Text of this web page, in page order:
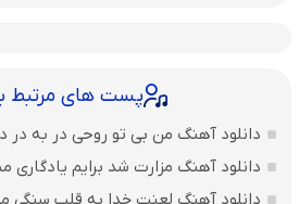
پست های مرتبط
دانلود آهنگ من بی تو روحی در به در
دانلود آهنگ مزارت شد برایم یادگاری
دانلود آهنگ لعنت خدا به قلب